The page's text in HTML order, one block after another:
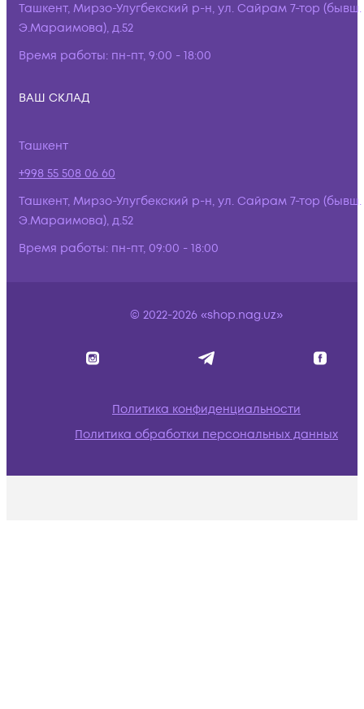
Ташкент, Мирзо-Улугбекский р-н, ул. Сайрам 7-тор (бывш.
Э.Мараимова), д.52
Время работы: пн-пт, 9:00 - 18:00
ВАШ СКЛАД
Ташкент
+998 55 508 06 60
Ташкент, Мирзо-Улугбекский р-н, ул. Сайрам 7-тор (бывш.
Э.Мараимова), д.52
Время работы: пн-пт, 09:00 - 18:00
© 2022-2026 «shop.nag.uz»
Политика конфиденциальности
Политика обработки персональных данных